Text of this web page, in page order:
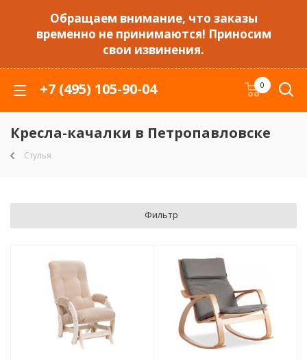
Обращаем внимание, что заказы
временно не принимаются! Приносим
свои извинения.
+7 (495) 105-90-04 0
Кресла-качалки в Петропавловске
Стулья
Фильтр